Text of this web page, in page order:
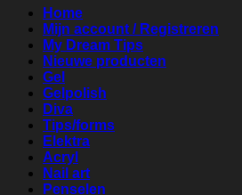
Home
Mijn account / Registreren
My Dream Tips
Nieuwe producten
Gel
Gelpolish
Diva
Tips/forms
Elektra
Acryl
Nail art
Penselen